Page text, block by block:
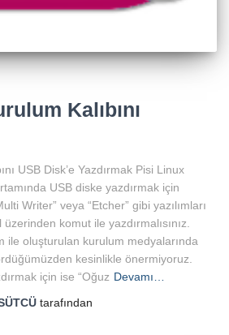
Kalıbını
USB Disk’e Yazdırmak Pisi Linux
USB diske yazdırmak için
Writer” veya “Etcher” gibi yazılımları
komut ile yazdırmalısınız.
ile oluşturulan kurulum medyalarında
kesinlikle önermiyoruz.
için ise “Oğuz Devamı…
tarafından